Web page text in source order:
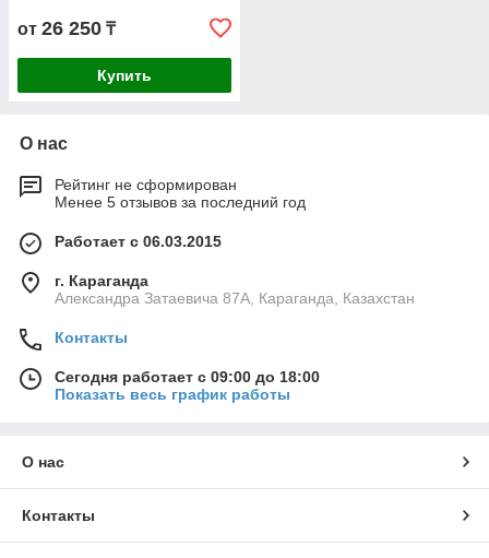
от 26 250 ₸
Купить
О нас
Рейтинг не сформирован
Менее 5 отзывов за последний год
Работает с 06.03.2015
г. Караганда
Александра Затаевича 87А, Караганда, Казахстан
Контакты
Сегодня работает с 09:00 до 18:00
Показать весь график работы
О нас
Контакты